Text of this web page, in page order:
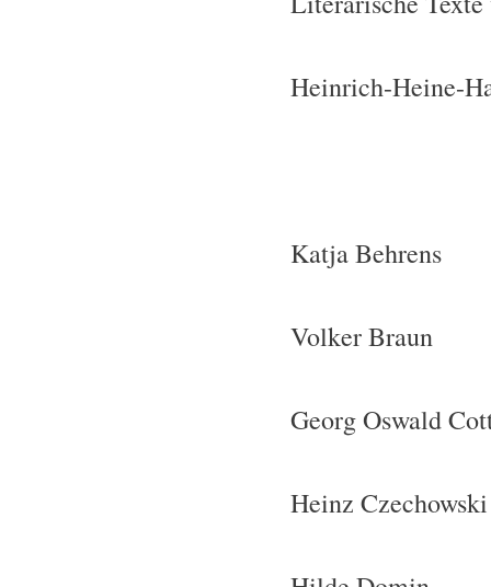
Heinrich-Heine-
Katja Behrens
Volker Braun
Georg Oswald
Heinz Czechowski